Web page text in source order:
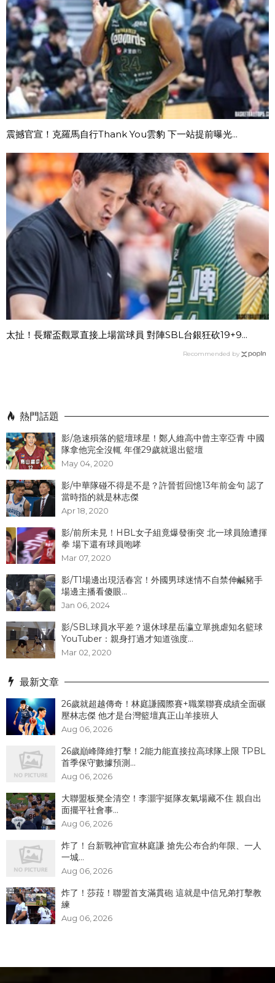
震撼官宣！克羅馬自行Thank You雲豹 下一站提前曝光...
太扯！長耀盃觀眾直接上場當球員 對陣SBL台銀狂砍19+9...
Recommended by
熱門話題
影/急速殞落的籃壇球星！鄭人維高中曾主宰亞青 中國
隊拿他完全沒輒 年僅29歲就退出籃壇
May 04, 2020
影/中華隊碰不得是不是？許晉哲回憶13年前金句 認了
當時指的就是林志傑
Apr 18, 2020
影/前所未見！HBL女子組竟爆發衝突 北一球員險遭揮
拳 場下還有球員咆哮
Mar 07, 2020
影/T1場邊出現活春宮！外國男球迷情不自禁伸鹹豬手
場邊主播看傻眼...
Jan 06, 2024
影/SBL球員水平差？退休球星岳瀛立單挑虐知名籃球
YouTuber：親身打過才知道強度...
Mar 02, 2020
最新文章
26歲就超越傳奇！林庭謙國際賽+職業聯賽成績全面碾
壓林志傑 他才是台灣籃壇真正山羊接班人
Aug 06, 2026
26歲巔峰降維打擊！2能力能直接拉高球隊上限 TPBL
首季保守數據預測...
Aug 06, 2026
大聯盟板凳全清空！李灝宇挺隊友氣場藏不住 親自出
面擺平社會事...
Aug 06, 2026
炸了！台新戰神官宣林庭謙 搶先公布合約年限、一人
一城...
Aug 06, 2026
炸了！​莎菈！聯盟首支滿貫砲 這就是中信兄弟打擊教
練
Aug 06, 2026